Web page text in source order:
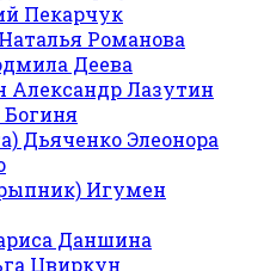
Пекарчук
Наталья Романова
Деева
Александр Лазутин
Элеонора
Игумен
Даншина
Цвиркун